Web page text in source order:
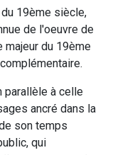
19ème siècle,
de l'oeuvre de
majeur du 19ème
parallèle à celle
ancré dans la
son temps
qui